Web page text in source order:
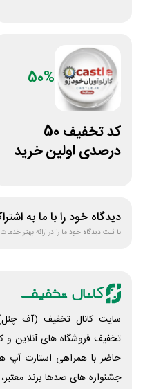
50%
کد تخفیف 50
درصدی اولین خرید
دیدگاه خود را با ما به
با ثبت دیدگاه خود ما را در ارائه بهتر
سایت کانال تخفیف (آف
تخفیف فروشگاه های آنلاین
حاضر با همراهی استارت آپ
جشنواره های صدها برند